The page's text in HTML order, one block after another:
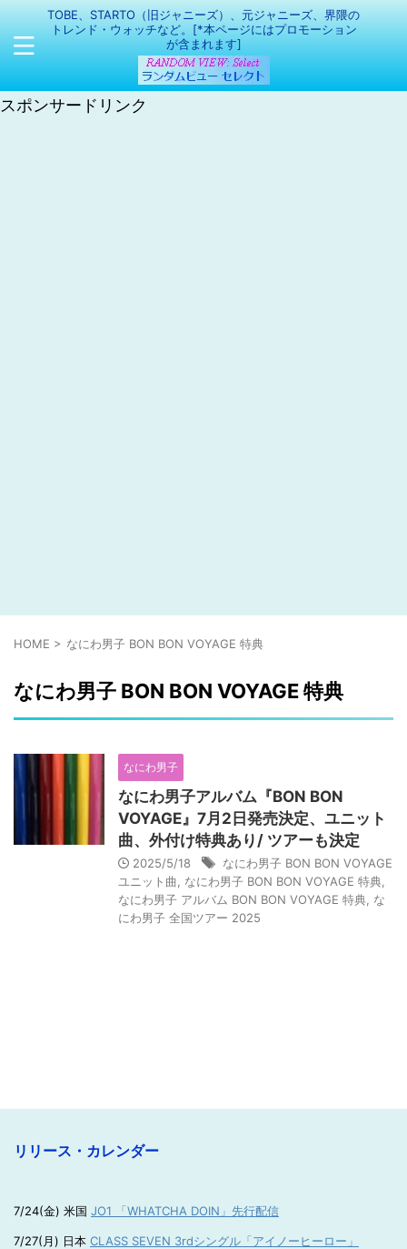
TOBE、STARTO（旧ジャニーズ）、元ジャニーズ、界隈の
トレンド・ウォッチなど。[*本ページにはプロモーション
が含まれます]
スポンサードリンク
HOME > なにわ男子 BON BON VOYAGE 特典
なにわ男子 BON BON VOYAGE 特典
なにわ男子
なにわ男子アルバム『BON BON
VOYAGE』7月2日発売決定、ユニット
曲、外付け特典あり/ ツアーも決定
2025/5/18
なにわ男子 BON BON VOYAGE
ユニット曲
なにわ男子 BON BON VOYAGE 特典
なにわ男子 アルバム BON BON VOYAGE 特典 な
にわ男子 全国ツアー 2025
リリース・カレンダー
7/24(金) 米国 JO1 「WHATCHA DOIN」先行配信
7/27(月) 日本 CLASS SEVEN 3rdシングル「アイノーヒーロー」